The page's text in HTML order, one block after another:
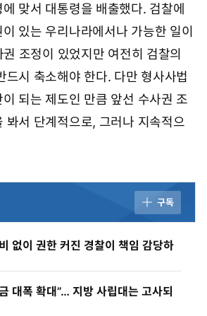
맞서 대통령을 배출했다. 검찰에
있는 우리나라에서나 가능한 일이
조정이 있었지만 여전히 검찰의
드시 축소해야 한다. 다만 형사사법
되는 제도인 만큼 앞선 수사권 조
봐서 단계적으로, 그러나 지속적으
구독
없이 권한 커진 경찰이 책임 감당하
대폭 확대”… 지방 사립대는 고사되